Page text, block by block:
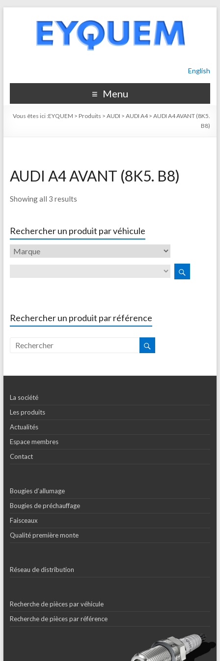
English
Menu
Vous êtes ici :EYQUEM > Produits >AUDI >AUDI A4>AUDI A4 AVANT (8K5.
B8)
AUDI A4 AVANT (8K5. B8)
Showing all 3 results
Rechercher un produit par véhicule
Rechercher un produit par référence
La société
Les produits
Actualités
Espace membres
Contact
Bougies d’allumage
Bougies de préchauffage
Faisceaux
Qualité première monte
Réseau de distribution
Recherche de pièces par véhicule
Recherche de pièces par référence